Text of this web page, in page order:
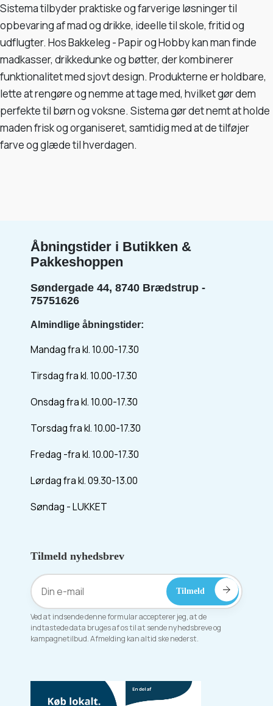
Sistema tilbyder praktiske og farverige løsninger til
opbevaring af mad og drikke, ideelle til skole, fritid og
udflugter. Hos Bakkeleg - Papir og Hobby kan man finde
madkasser, drikkedunke og bøtter, der kombinerer
funktionalitet med sjovt design. Produkterne er holdbare,
lette at rengøre og nemme at tage med, hvilket gør dem
perfekte til børn og voksne. Sistema gør det nemt at holde
maden frisk og organiseret, samtidig med at de tilføjer
farve og glæde til hverdagen.
Åbningstider i Butikken &
Pakkeshoppen
Søndergade 44, 8740 Brædstrup -
75751626
Almindlige åbningstider:
Mandag fra kl. 10.00-17.30
Tirsdag fra kl. 10.00-17.30
Onsdag fra kl. 10.00-17.30
Torsdag fra kl. 10.00-17.30
Fredag -fra kl. 10.00-17.30
Lørdag fra kl. 09.30-13.00
Søndag - LUKKET
Tilmeld nyhedsbrev
Ved at indsende denne formular accepterer jeg, at de
indtastede data bruges af os til at sende nyhedsbreve og
kampagnetilbud. Afmelding kan altid ske nederst.